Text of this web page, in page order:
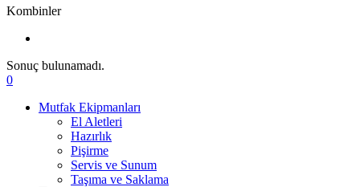
Kombinler
Sonuç bulunamadı.
0
Mutfak Ekipmanları
El Aletleri
Hazırlık
Pişirme
Servis ve Sunum
Taşıma ve Saklama